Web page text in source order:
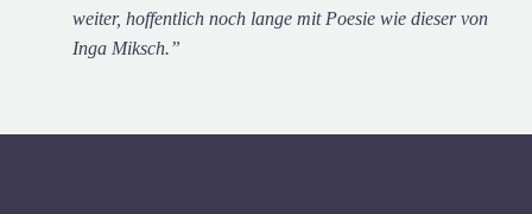
weiter, hoffentlich noch lange mit Poesie wie dieser von
Inga Miksch.”